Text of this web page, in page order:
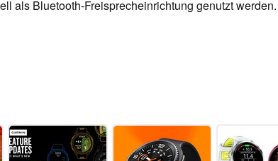
als Bluetooth-Freisprecheinrichtung genutzt werden.